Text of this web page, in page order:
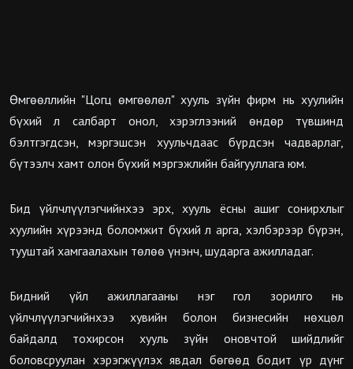
Өмгөөллийн "Цогц өмгөөлөл" хууль зүйн фирм нь хуулийн
бүхий л салбарт онол, хэрэглээний өндөр түвшинд
бэлтгэгдсэн, мэргэшсэн хуульчдаас бүрдсэн чадварлаг,
бүтээлч хамт олон бүхий мэргэжлийн байгууллага юм.
Бид үйлчлүүлэгчийнхээ эрх, хууль ёсны ашиг сонирхлыг
хуулийн хүрээнд боломжит бүхий л арга, хэлбэрээр бүрэн,
тууштай хамгаалахын төлөө үнэнч, шударга ажилладаг.
Бидний үйл ажиллагааны нэг гол зорилго нь
үйлчлүүлэгчийнхээ хувийн болон бизнесийн нөхцөл
байдалд тохирсон хууль зүйн оновчтой шийдлийг
боловсруулан хэрэгжүүлэх явдал бөгөөд бодит үр дүнг